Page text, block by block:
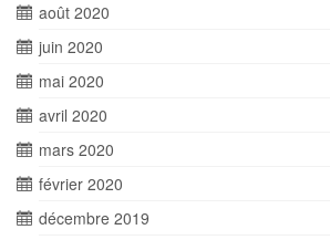
août 2020
juin 2020
mai 2020
avril 2020
mars 2020
février 2020
décembre 2019